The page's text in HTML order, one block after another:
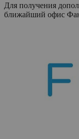
Для получения
ближайший офис